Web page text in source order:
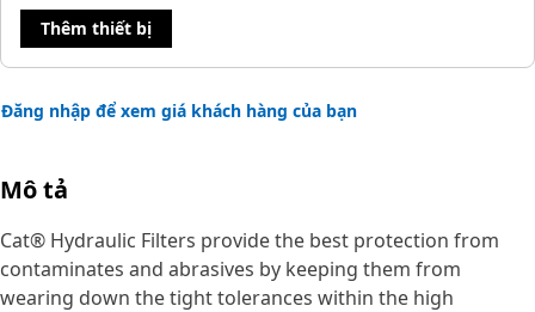
Thêm thiết bị
Đăng nhập để xem giá khách hàng của bạn
Mô tả
Cat® Hydraulic Filters provide the best protection from
contaminates and abrasives by keeping them from
wearing down the tight tolerances within the high